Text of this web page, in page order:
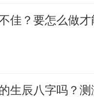
以男生送女生
子，有表白之
贵子的习俗。
；以古为镜，可
佳？要怎么做才
生辰八字吗？